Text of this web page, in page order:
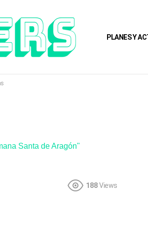
PLANES Y
Santa de Aragón"
188 Views